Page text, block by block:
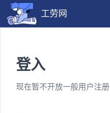
工劳网
登入
现在暂不开放一般用户注册